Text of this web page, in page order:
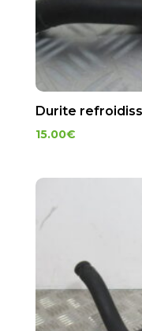
Durite
15.00€